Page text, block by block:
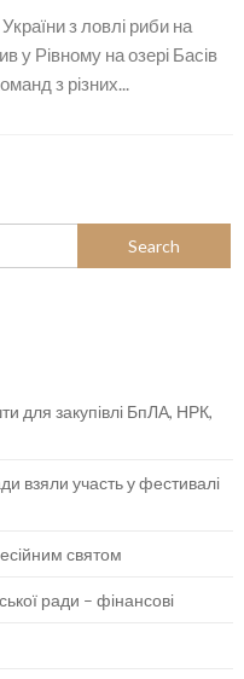
з ловлі риби на
у Рівному на озері Басів
з різних...
для закупівлі БпЛА, НРК,
взяли участь у фестивалі
святом
ради – фінансові